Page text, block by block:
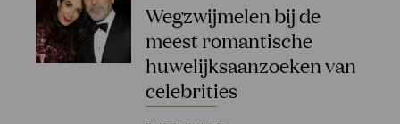
Wegzwijmelen bij de
meest romantische
huwelijksaanzoeken van
celebrities